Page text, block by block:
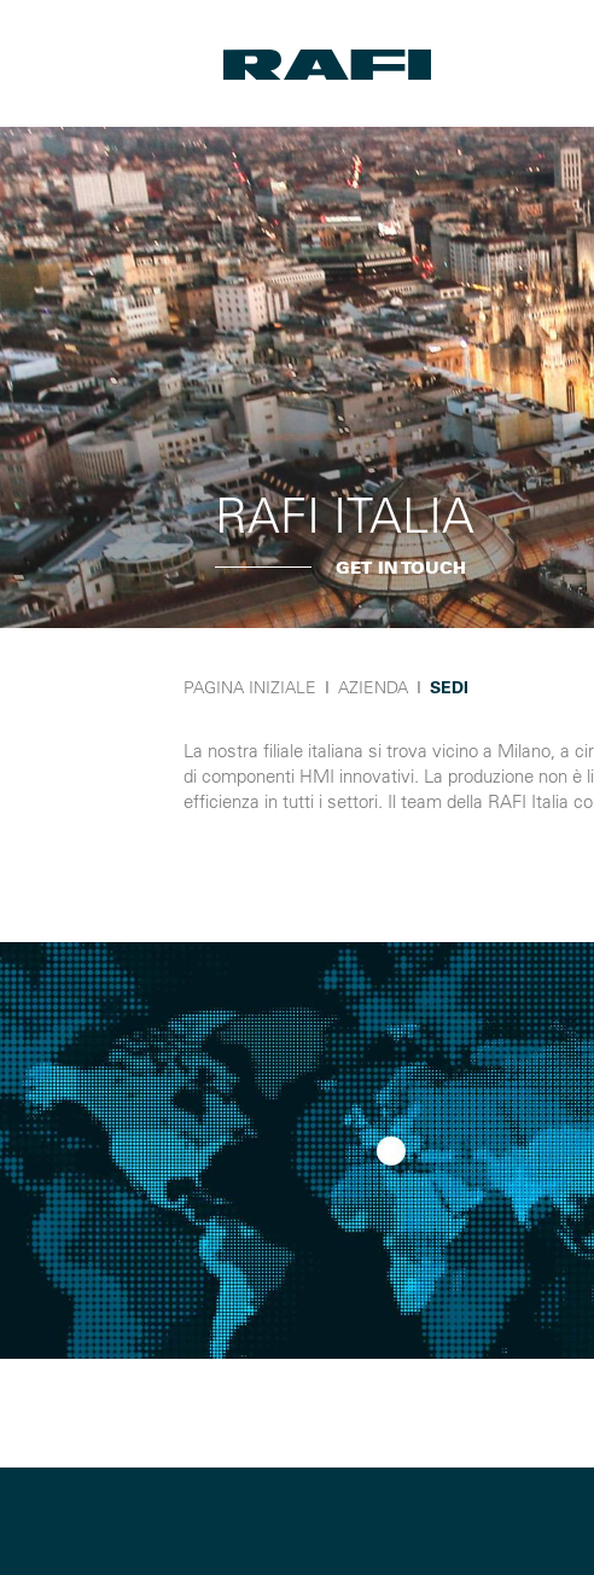
RAFI ITALIA
GET IN TOUCH
PAGINA INIZIALE Ι AZIENDA Ι SEDI
La nostra filiale italiana si trova vicino a Milano, a
di componenti HMI innovativi. La produzione non
efficienza in tutti i settori. Il team della RAFI Italia